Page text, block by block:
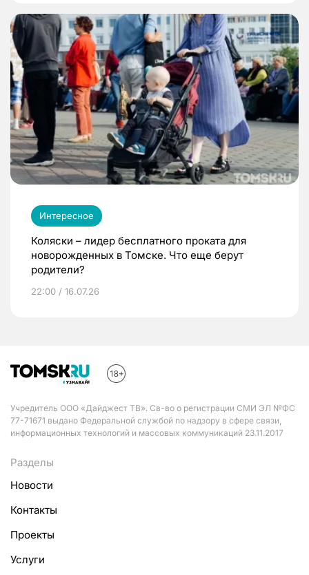
Интересное
Коляски – лидер бесплатного проката для
новорожденных в Томске. Что еще берут
родители?
22:00 / 16.07.26
Учредитель ООО «Дайджест ТВ». Св-во о регистрации СМИ ЭЛ №ФС
77-71671 выдано Федеральной службой по надзору в сфере связи,
информационных технологий и массовых коммуникаций 23.11.2017
Разделы
Новости
Контакты
Проекты
Услуги